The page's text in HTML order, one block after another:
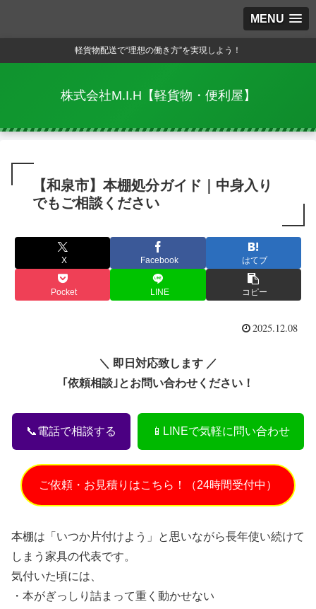
MENU
軽貨物配送で“理想の働き方”を実現しよう！
株式会社M.I.H【軽貨物・便利屋】
【和泉市】本棚処分ガイド｜中身入り
でもご相談ください
X Facebook はてブ
Pocket LINE コピー
2025.12.08
＼ 即日対応致します ／
｢依頼相談｣とお問い合わせください！
📞電話で相談する 📱LINEで気軽に問い合わせ
ご依頼・お見積りはこちら！（24時間受付中）
本棚は「いつか片付けよう」と思いながら長年使い続けて
しまう家具の代表です。
気付いた頃には、
・本がぎっしり詰まって重く動かせない